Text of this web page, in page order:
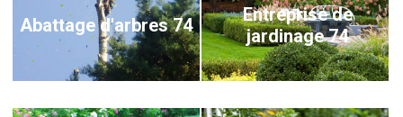
Abattage d'arbres 74
Entreprise de
jardinage 74